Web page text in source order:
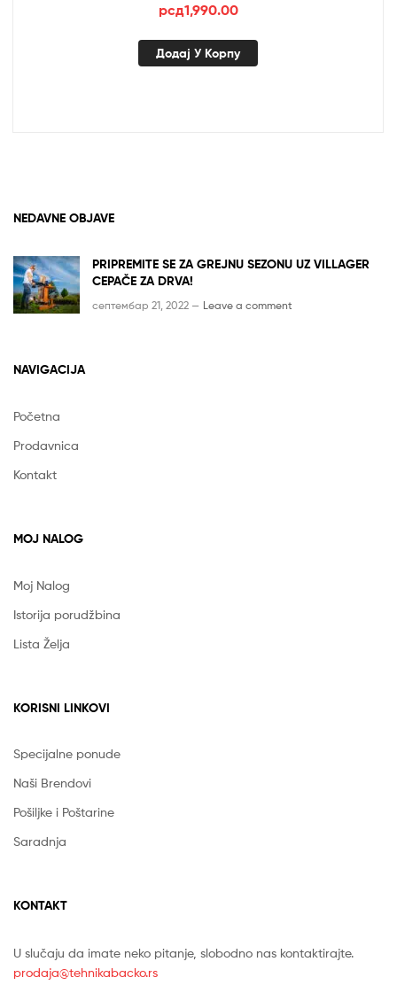
рсд1,990.00
Додај У Корпу
NEDAVNE OBJAVE
PRIPREMITE SE ZA GREJNU SEZONU UZ VILLAGER
CEPAČE ZA DRVA!
септембар 21, 2022 — Leave a comment
NAVIGACIJA
Početna
Prodavnica
Kontakt
MOJ NALOG
Moj Nalog
Istorija porudžbina
Lista Želja
KORISNI LINKOVI
Specijalne ponude
Naši Brendovi
Pošiljke i Poštarine
Saradnja
KONTAKT
U slučaju da imate neko pitanje, slobodno nas kontaktirajte.
prodaja@tehnikabacko.rs